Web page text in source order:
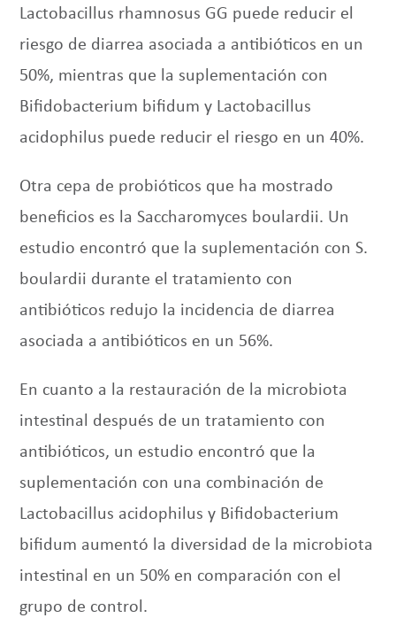
Lactobacillus rhamnosus GG puede reducir el
riesgo de diarrea asociada a antibióticos en un
50%, mientras que la suplementación con
Bifidobacterium bifidum y Lactobacillus
acidophilus puede reducir el riesgo en un 40%.
Otra cepa de probióticos que ha mostrado
beneficios es la Saccharomyces boulardii. Un
estudio encontró que la suplementación con S.
boulardii durante el tratamiento con
antibióticos redujo la incidencia de diarrea
asociada a antibióticos en un 56%.
En cuanto a la restauración de la microbiota
intestinal después de un tratamiento con
antibióticos, un estudio encontró que la
suplementación con una combinación de
Lactobacillus acidophilus y Bifidobacterium
bifidum aumentó la diversidad de la microbiota
intestinal en un 50% en comparación con el
grupo de control.